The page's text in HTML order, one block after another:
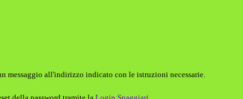
messaggio all'indirizzo indicato con le istruzioni necessarie.